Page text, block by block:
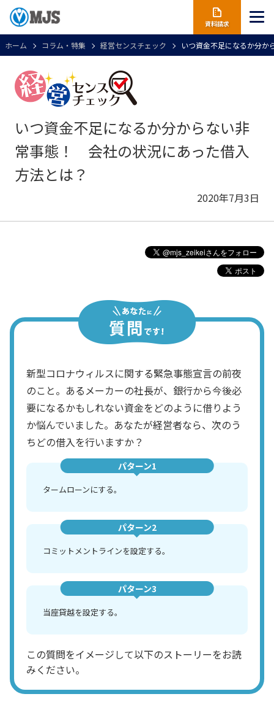
資料請求
ホーム コラム・特集 経営センスチェック いつ資金不足になるか分
いつ資金不足になるか分からない非
常事態！ 会社の状況にあった借入
方法とは？
2020年7月3日
新型コロナウィルスに関する緊急事態宣言の前夜
のこと。あるメーカーの社長が、銀行から今後必
要になるかもしれない資金をどのように借りよう
か悩んでいました。あなたが経営者なら、次のう
ちどの借入を行いますか？
パターン1
タームローンにする。
パターン2
コミットメントラインを設定する。
パターン3
当座貸越を設定する。
この質問をイメージして以下のストーリーをお読
みください。